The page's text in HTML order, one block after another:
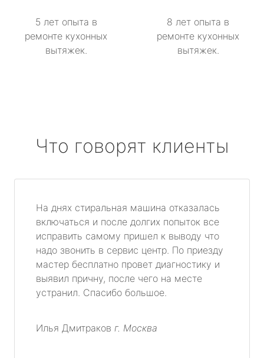
5 лет опыта в
ремонте кухонных
вытяжек.
8 лет опыта в
ремонте кухонных
вытяжек.
Что говорят клиенты
На днях стиральная машина отказалась
включаться и после долгих попыток все
исправить самому пришел к выводу что
надо звонить в сервис центр. По приезду
мастер бесплатно провет диагностику и
выявил причну, после чего на месте
устранил. Спасибо большое.
Илья Дмитраков г. Москва